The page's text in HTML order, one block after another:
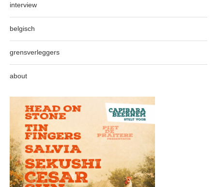
interview
belgisch
grensverleggers
about